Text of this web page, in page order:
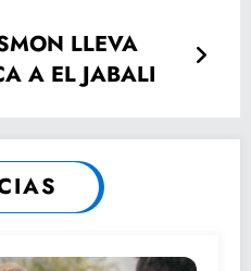
LLEVA
A EL JABALI